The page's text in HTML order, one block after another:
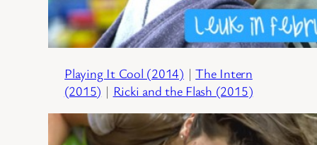
Playing It Cool (2014) |The Intern
(2015) | Ricki and the Flash (2015)